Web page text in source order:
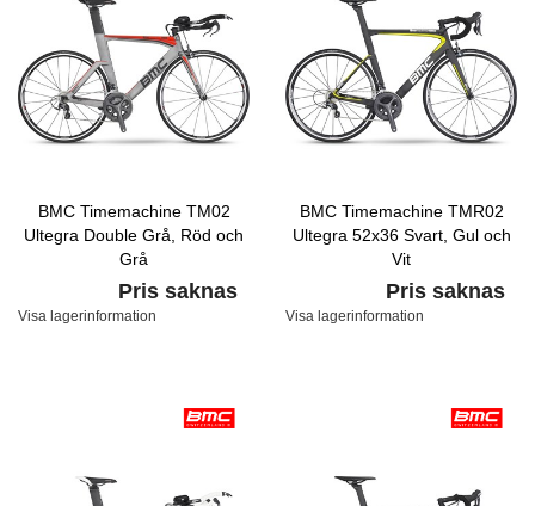
BMC Timemachine TM02
Ultegra Double Grå, Röd och
Grå
Pris saknas
Visa lagerinformation
BMC Timemachine TMR02
Ultegra 52x36 Svart, Gul och
Vit
Pris saknas
Visa lagerinformation